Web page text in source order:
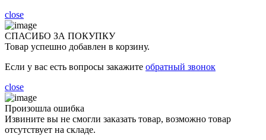
close
СПАСИБО ЗА ПОКУПКУ
Товар успешно добавлен в корзину.
Если у вас есть вопросы закажите обратный звонок
close
Произошла ошибка
Извините вы не смогли заказать товар, возможно товар
отсутствует на складе.